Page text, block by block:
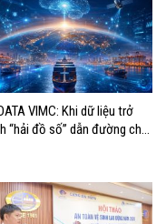
VIMC: Khi dữ liệu trở
“hải đồ số” dẫn đường cho